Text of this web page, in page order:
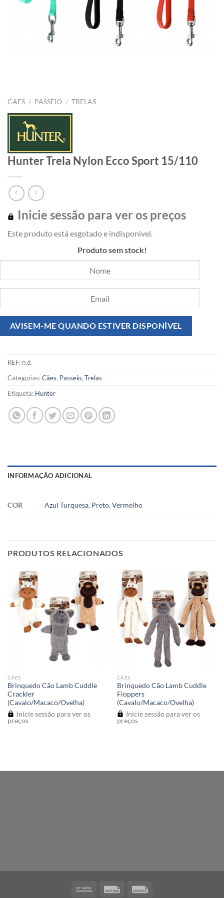
CÃES / PASSEIO / TRELAS
Hunter Trela Nylon Ecco Sport 15/110
Inicie sessão para ver os preços
Este produto está esgotado e indisponível.
Produto sem stock!
REF: n.d.
Categorias:Cães, Passeio, Trelas
Etiqueta: Hunter
INFORMAÇÃO ADICIONAL
COR Azul Turquesa, Preto,Vermelho
PRODUTOS RELACIONADOS
CÃES
Brinquedo Cão Lamb Cuddle
Crackler
(Cavalo/Macaco/Ovelha)
Inicie sessão para ver os
preços
CÃES
Brinquedo Cão Lamb Cuddle
Floppers
(Cavalo/Macaco/Ovelha)
Inicie sessão para ver os
preços